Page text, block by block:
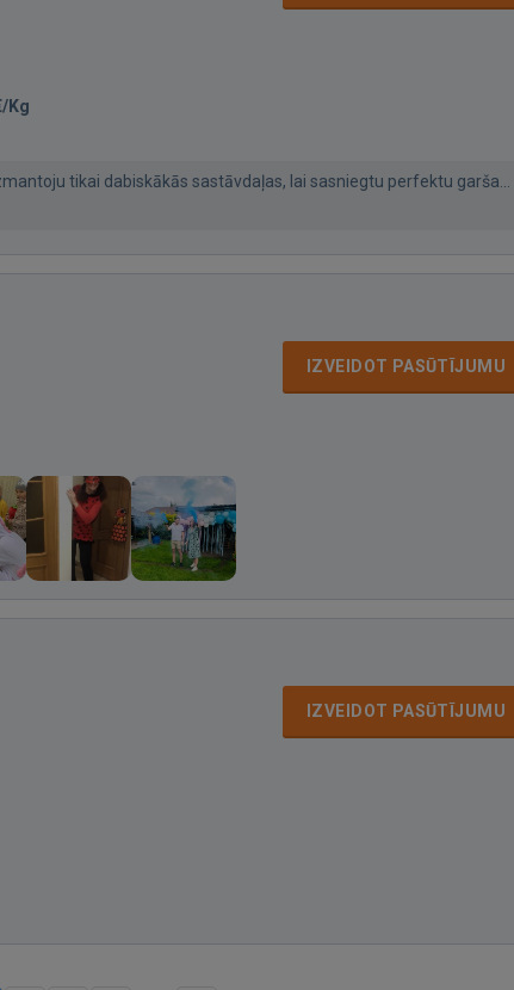
Kg
tikai dabiskākās sastāvdaļas, lai sasniegtu perfektu garša...
IZVEIDOT PASŪTĪJUMU
IZVEIDOT PASŪTĪJUMU